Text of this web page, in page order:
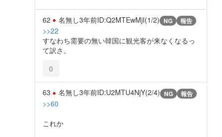
62 名無し3年前ID:Q2MTEwMjI(1/2) NG 報告
>>22
すなわち需要の無い韓国に観光客が来なくなるっ
て訳さ。
0
63 名無し3年前ID:U2MTU4NjY(2/4) NG 報告
>>60
これか